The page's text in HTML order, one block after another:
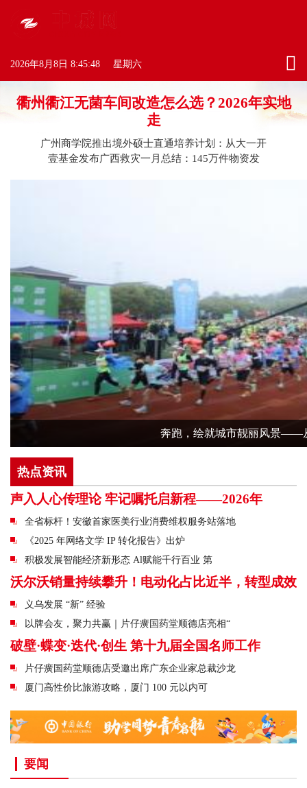
2026年8月8日 8:45:48 星期六
衢州衢江无菌车间改造怎么选？2026年实地
走
广州商学院推出境外硕士直通培养计划：从大一开
壹基金发布广西救灾一月总结：145万件物资发
奔跑，绘就城市靓丽风景——
热点资讯
声入人心传理论 牢记嘱托启新程——2026年
全省标杆！安徽首家医美行业消费维权服务站落地
《2025 年网络文学 IP 转化报告》出炉
积极发展智能经济新形态 Al赋能千行百业 第
沃尔沃销量持续攀升！电动化占比近半，转型成效
义乌发展 “新” 经验
以牌会友，聚力共赢｜片仔癀国药堂顺德店亮相“
破壁·蝶变·迭代·创生 第十九届全国名师工作
片仔癀国药堂顺德店受邀出席广东企业家总裁沙龙
厦门高性价比旅游攻略，厦门 100 元以内可
要闻